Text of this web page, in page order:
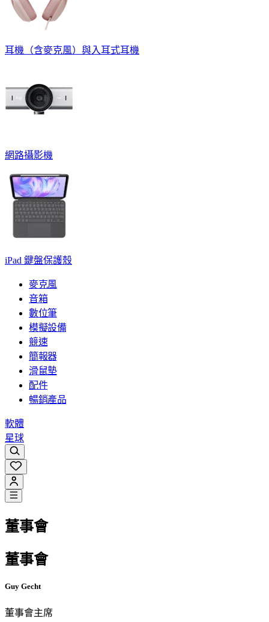
耳機（含麥克風）與入耳式耳機
網路攝影機
iPad 鍵盤保護殼
麥克風
音箱
數位筆
模擬設備
競速
簡報器
滑鼠墊
配件
暢銷產品
軟體
星球
董事會
董事會
Guy Gecht
董事會主席